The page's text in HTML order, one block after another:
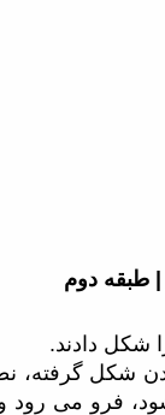
شکل دادند.
شکل گرفته،
فرو می رود